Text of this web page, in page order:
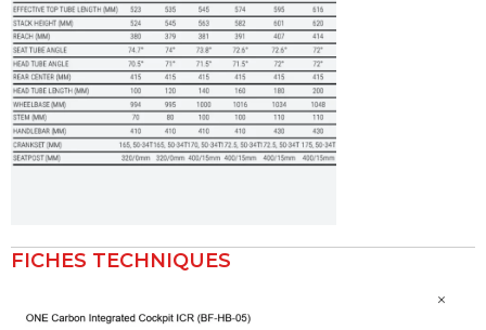
FICHES TECHNIQUES